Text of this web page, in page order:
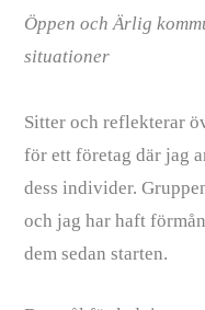
Öppen och Ärlig
situationer
Sitter och reflekterar
för ett företag där jag
dess individer.
och jag har haft
dem sedan starten.